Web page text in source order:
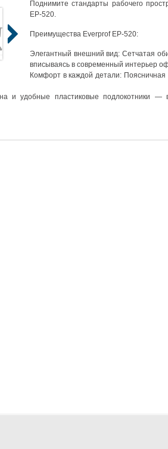
Поднимите стандарты рабочего
EP-520.
Преимущества Everprof EP-520:
Элегантный внешний вид: Сетчатая
вписываясь в современный интерьер
Комфорт в каждой детали: Поясничная
и удобные пластиковые подлокотники —